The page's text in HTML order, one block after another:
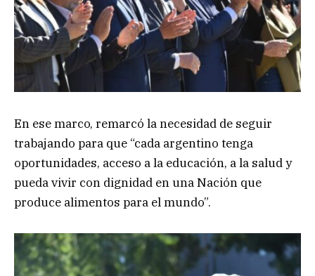
En ese marco, remarcó la necesidad de seguir
trabajando para que “cada argentino tenga
oportunidades, acceso a la educación, a la salud y
pueda vivir con dignidad en una Nación que
produce alimentos para el mundo”.